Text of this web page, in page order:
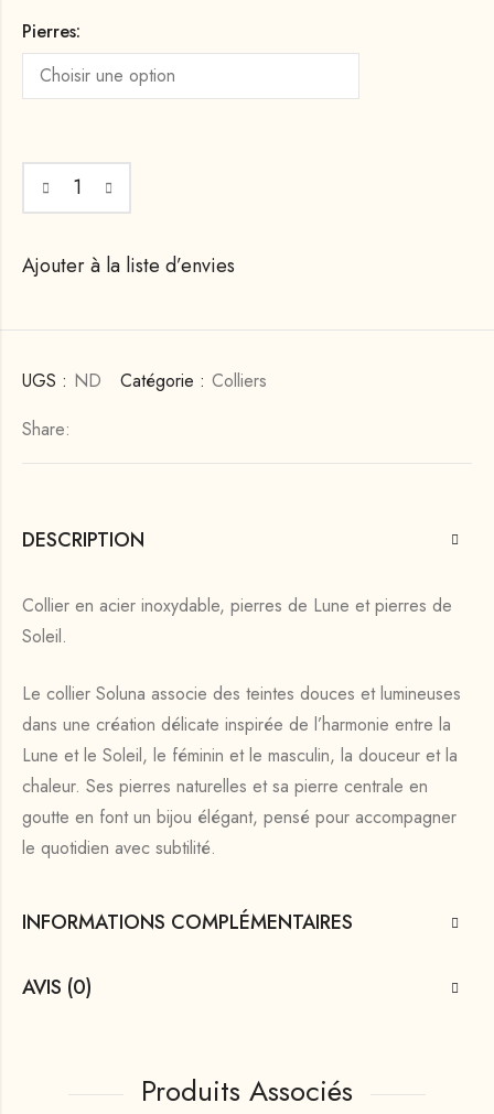
Pierres:
Ajouter à la liste d’envies
UGS : ND Catégorie : Colliers
Share:
DESCRIPTION
Collier en acier inoxydable, pierres de Lune et pierres de
Soleil.
Le collier Soluna associe des teintes douces et lumineuses
dans une création délicate inspirée de l’harmonie entre la
Lune et le Soleil, le féminin et le masculin, la douceur et la
chaleur. Ses pierres naturelles et sa pierre centrale en
goutte en font un bijou élégant, pensé pour accompagner
le quotidien avec subtilité.
INFORMATIONS COMPLÉMENTAIRES
AVIS (0)
Produits Associés